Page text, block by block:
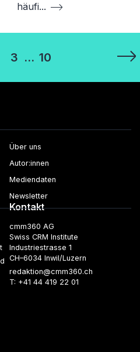
häufi...
3 … 10
Über uns
Autor:innen
Mediendaten
Newsletter
Kontakt
cmm360 AG
Swiss CRM Institute
Industriestrasse 1
CH–6034 Inwil/Luzern
redaktion@cmm360.ch
T: +41 44 419 22 01